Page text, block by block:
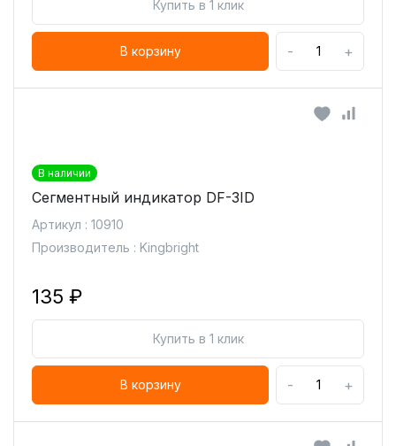
Купить в 1 клик
В корзину - +
В наличии
Сегментный индикатор DF-3ID
Артикул : 10910
Производитель : Kingbright
135 ₽
Купить в 1 клик
В корзину - +